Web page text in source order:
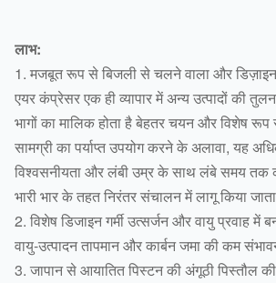
लाभ:
1. मजबूत रूप से बिजली से चलने वाला और
एयर कंप्रेसर एक ही व्यापार में अन्य उत्पादों की
भागों का मालिक होता है बेहतर चयन और विशेष
सामग्री का पर्याप्त उपयोग करने के अलावा, यह
विश्वसनीयता और लंबी उम्र के साथ लंबे समय तक
भारी भार के तहत निरंतर संचालन में लागू किया
2. विशेष डिजाइन गर्मी उत्सर्जन और वायु प्रवाह में
वायु-उत्पादन तापमान और कार्बन जमा की कम
3. जापान से आयातित पिस्टन की अंगूठी पिस्तौल